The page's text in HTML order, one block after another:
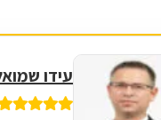
עידו